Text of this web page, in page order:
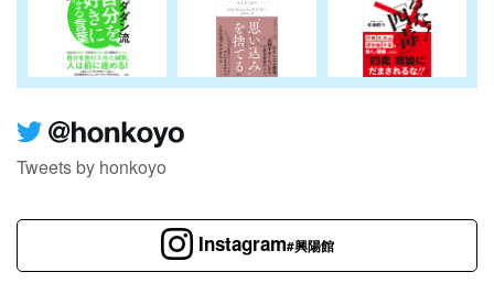
Tweets by honkoyo
Instagram#興陽館